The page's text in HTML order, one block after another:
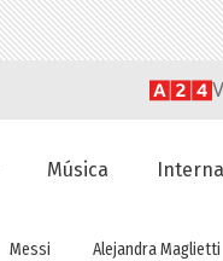
Música
Messi Alejandra Maglietti